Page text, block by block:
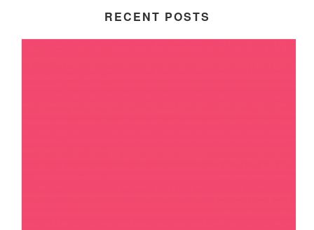
RECENT POSTS